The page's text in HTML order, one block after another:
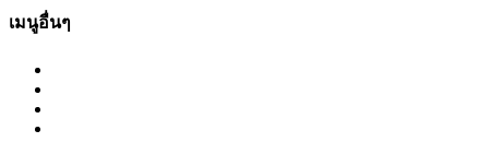
เมนูอื่นๆ